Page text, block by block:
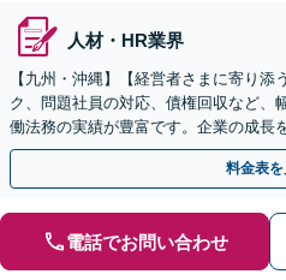
人材・HR業界
【九州・沖縄】【経営者さまに寄り添
ク、問題社員の対応、債権回収など、
働法務の実績が豊富です。企業の成長
ガルサービスを提供いたします。
料金表を
電話でお問い合わせ